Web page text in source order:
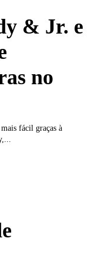
& Jr. e
no
fácil graças à